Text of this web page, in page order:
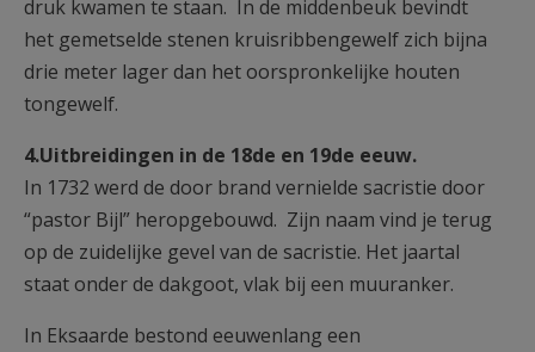
druk kwamen te staan. In de middenbeuk bevindt
het gemetselde stenen kruisribbengewelf zich bijna
drie meter lager dan het oorspronkelijke houten
tongewelf.
4.Uitbreidingen in de 18de en 19de eeuw.
In 1732 werd de door brand vernielde sacristie door
“pastor Bijl” heropgebouwd. Zijn naam vind je terug
op de zuidelijke gevel van de sacristie. Het jaartal
staat onder de dakgoot, vlak bij een muuranker.
In Eksaarde bestond eeuwenlang een